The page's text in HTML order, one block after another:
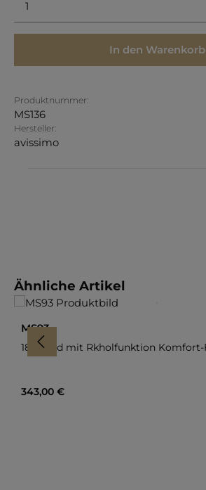
In den Warenkorb
Produktnummer:
MS136
Hersteller:
avissimo
Produktgalerie überspringen
Ähnliche Artikel
MS93
180 Grad mit Rkholfunktion
Regulärer Preis:
343,00 €